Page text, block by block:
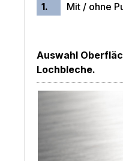
1. Mit / ohne
Auswahl
Lochbleche.